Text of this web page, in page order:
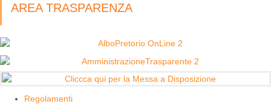
AREA TRASPARENZA
Regolamenti